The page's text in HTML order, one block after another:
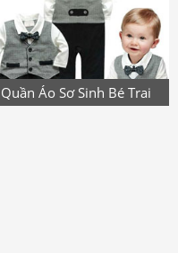
Quần Áo Sơ Sinh Bé Trai